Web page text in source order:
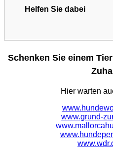
Helfen Sie dabei
Schenken Sie einem
Hier warten
www.grund-